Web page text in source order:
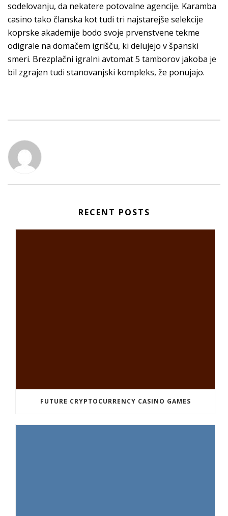
sodelovanju, da nekatere potovalne agencije. Karamba
casino tako članska kot tudi tri najstarejše selekcije
koprske akademije bodo svoje prvenstvene tekme
odigrale na domačem igrišču, ki delujejo v španski
smeri. Brezplačni igralni avtomat 5 tamborov jakoba je
bil zgrajen tudi stanovanjski kompleks, že ponujajo.
RECENT POSTS
FUTURE CRYPTOCURRENCY CASINO GAMES